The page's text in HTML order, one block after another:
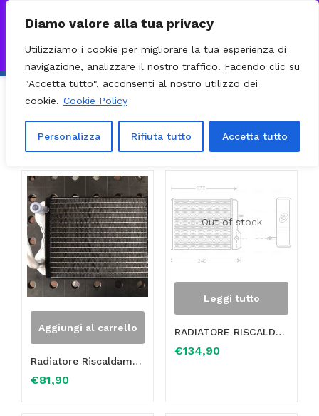
Diamo valore alla tua privacy
Utilizziamo i cookie per migliorare la tua esperienza di
navigazione, analizzare il nostro traffico. Facendo clic su
"Accetta tutto", acconsenti al nostro utilizzo dei
cookie. Cookie Policy
Personalizza Rifiuta tutto Accetta tutto
VISITA IL NOSTRO E-COMMERCE – SPEDIZIONI NAZIONALI E
INVIATE CON CORRIERE DHL EXPRESS - BRT - UPSIgnora
Visualizzazione di 121-138 di 138 risultati
Aggiungi al carrello
Radiatore Riscaldamento Mitsubishi Pajero Montero Shogun OE MB813485 MN188337 MB898519
€81,90
Out of stock
Leggi tutto
RADIATORE RISCALDAMENTO NUOVO ORIGINALE DELL’EPOCA IPRA IVECO OM 50/70/100 IV6032 – 409002N
€134,90